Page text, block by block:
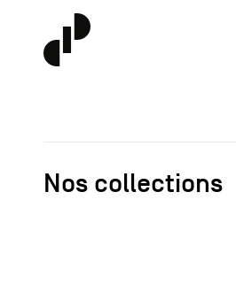
Nos collections